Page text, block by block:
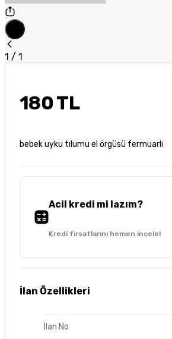
1 / 1
180 TL
bebek uyku tılumu el örgüsü fermuarlı
Acil kredi mi lazım?
Kredi fırsatlarını hemen incele!
İlan Özellikleri
İlan No